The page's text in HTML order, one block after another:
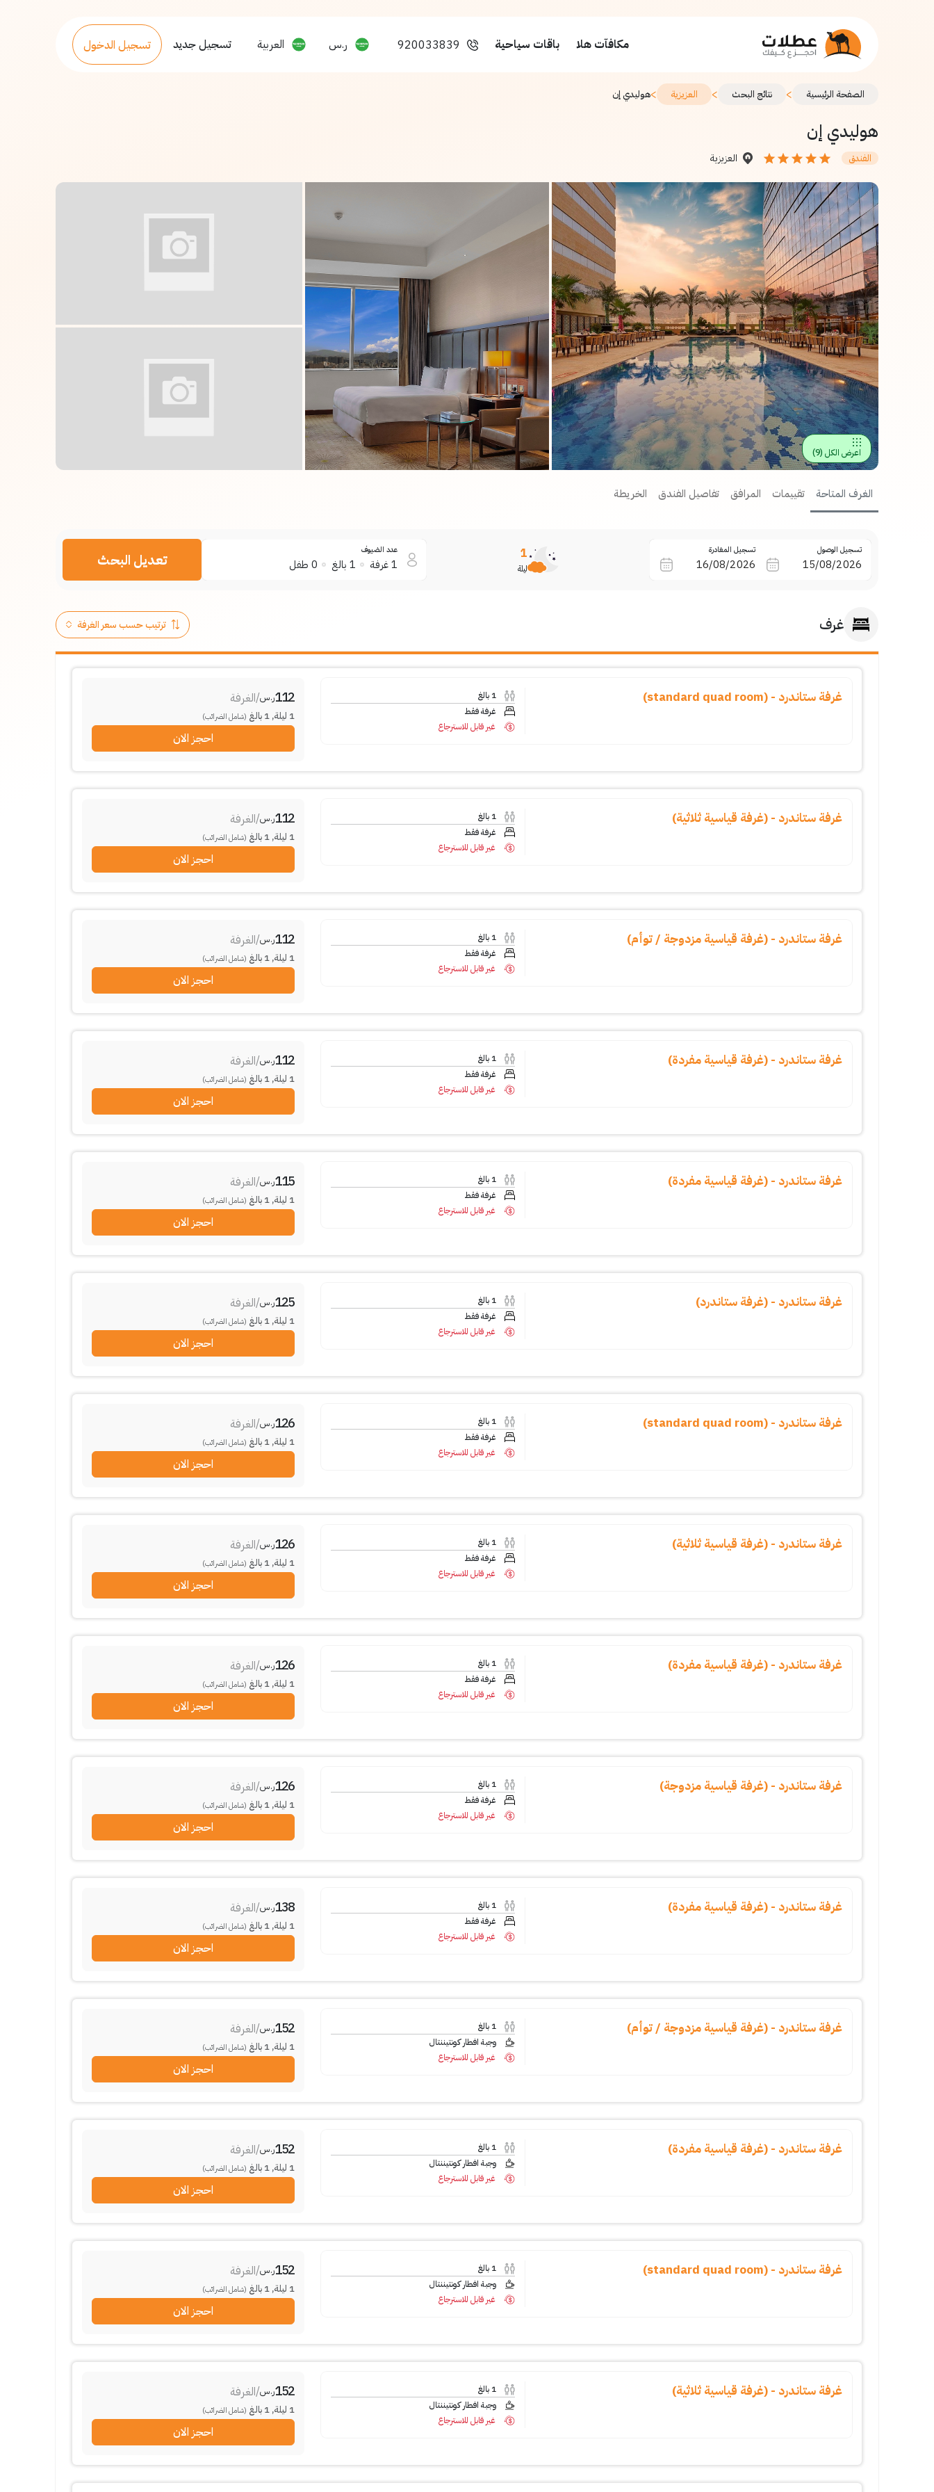
مكافآت هلا باقات سياحية 920033839 ر.س العربية تسجيل جديد تسجيل الدخول
الصفحة الرئيسية > نتائج البحث > العزيزية >هوليدي إن
هوليدي إن
الفندق العزيزية
اعرض الكل (
9
)
الغرف المتاحة تقييمات المرافق تفاصيل الفندق الخريطة
تسجيل الوصول تسجيل المغادرة 1
ليلة
عدد الضيوف
1غرفة 1 بالغ 0 طفل تعديل البحث
غرف
غرفة ستاندرد - (standard quad room) 1 بالغ
غرفة فقط
غير قابل للاسترجاع
112ر.س/الغرفة
1 ليلة,
1 بالغ (شامل الضرائب)
احجز الان
غرفة ستاندرد - (غرفة قياسية ثلاثية) 1 بالغ
غرفة فقط
غير قابل للاسترجاع
112ر.س/الغرفة
1 ليلة,
1 بالغ (شامل الضرائب)
احجز الان
غرفة ستاندرد - (غرفة قياسية مزدوجة / توأم) 1 بالغ
غرفة فقط
غير قابل للاسترجاع
112ر.س/الغرفة
1 ليلة,
1 بالغ (شامل الضرائب)
احجز الان
غرفة ستاندرد - (غرفة قياسية مفردة) 1 بالغ
غرفة فقط
غير قابل للاسترجاع
112ر.س/الغرفة
1 ليلة,
1 بالغ (شامل الضرائب)
احجز الان
غرفة ستاندرد - (غرفة قياسية مفردة) 1 بالغ
غرفة فقط
غير قابل للاسترجاع
115ر.س/الغرفة
1 ليلة,
1 بالغ (شامل الضرائب)
احجز الان
غرفة ستاندرد - (غرفة ستاندرد) 1 بالغ
غرفة فقط
غير قابل للاسترجاع
125ر.س/الغرفة
1 ليلة,
1 بالغ (شامل الضرائب)
احجز الان
غرفة ستاندرد - (standard quad room) 1 بالغ
غرفة فقط
غير قابل للاسترجاع
126ر.س/الغرفة
1 ليلة,
1 بالغ (شامل الضرائب)
احجز الان
غرفة ستاندرد - (غرفة قياسية ثلاثية) 1 بالغ
غرفة فقط
غير قابل للاسترجاع
126ر.س/الغرفة
1 ليلة,
1 بالغ (شامل الضرائب)
احجز الان
غرفة ستاندرد - (غرفة قياسية مفردة) 1 بالغ
غرفة فقط
غير قابل للاسترجاع
126ر.س/الغرفة
1 ليلة,
1 بالغ (شامل الضرائب)
احجز الان
غرفة ستاندرد - (غرفة قياسية مزدوجة) 1 بالغ
غرفة فقط
غير قابل للاسترجاع
126ر.س/الغرفة
1 ليلة,
1 بالغ (شامل الضرائب)
احجز الان
غرفة ستاندرد - (غرفة قياسية مفردة) 1 بالغ
غرفة فقط
غير قابل للاسترجاع
138ر.س/الغرفة
1 ليلة,
1 بالغ (شامل الضرائب)
احجز الان
غرفة ستاندرد - (غرفة قياسية مزدوجة / توأم) 1 بالغ
وجبة افطار كونتيننتال
غير قابل للاسترجاع
152ر.س/الغرفة
1 ليلة,
1 بالغ (شامل الضرائب)
احجز الان
غرفة ستاندرد - (غرفة قياسية مفردة) 1 بالغ
وجبة افطار كونتيننتال
غير قابل للاسترجاع
152ر.س/الغرفة
1 ليلة,
1 بالغ (شامل الضرائب)
احجز الان
غرفة ستاندرد - (standard quad room) 1 بالغ
وجبة افطار كونتيننتال
غير قابل للاسترجاع
152ر.س/الغرفة
1 ليلة,
1 بالغ (شامل الضرائب)
احجز الان
غرفة ستاندرد - (غرفة قياسية ثلاثية) 1 بالغ
وجبة افطار كونتيننتال
غير قابل للاسترجاع
152ر.س/الغرفة
1 ليلة,
1 بالغ (شامل الضرائب)
احجز الان